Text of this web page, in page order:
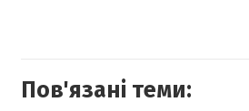
Пов'язані теми: